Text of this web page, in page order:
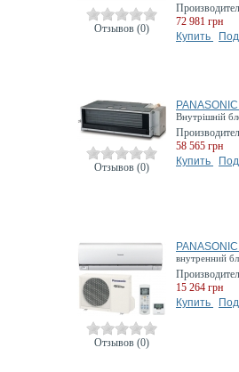
Отзывов (0)
72 981 грн
Купить
Отзывов (0)
Внутрішній
58 565 грн
Купить
Отзывов (0)
внутренний
15 264 грн
Купить